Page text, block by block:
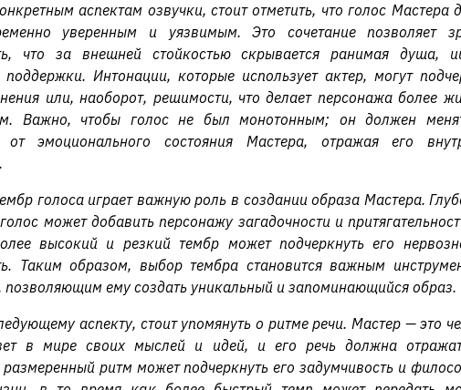
аспектам озвучки, стоит отметить, что голос Мастера
уверенным и уязвимым. Это сочетание позволяет
что за внешней стойкостью скрывается ранимая душа,
Интонации, которые использует актер, могут
или, наоборот, решимости, что делает персонажа более
Важно, чтобы голос не был монотонным; он должен
от эмоционального состояния Мастера, отражая его
голоса играет важную роль в создании образа Мастера.
может добавить персонажу загадочности и
высокий и резкий тембр может подчеркнуть его
Таким образом, выбор тембра становится важным
позволяющим ему создать уникальный и запоминающийся образ.
аспекту, стоит упомянуть о ритме речи. Мастер — это
в мире своих мыслей и идей, и его речь должна
ритм может подчеркнуть его задумчивость и